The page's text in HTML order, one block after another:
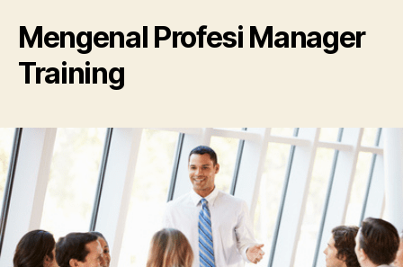
Mengenal Profesi Manager
Training